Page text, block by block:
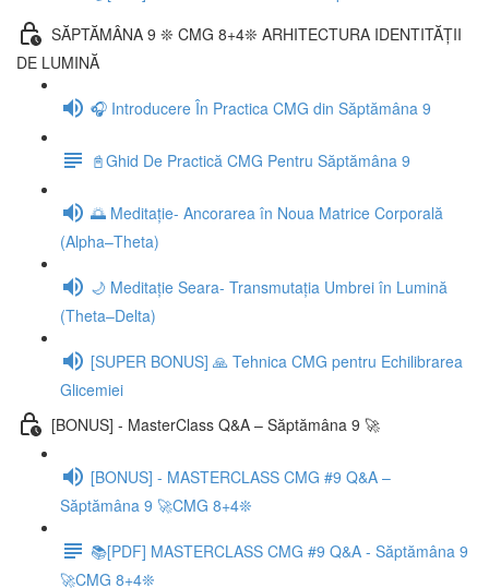
SĂPTĂMÂNA 9 ❊ CMG 8+4❊ ARHITECTURA IDENTITĂȚII
DE LUMINĂ
🎧 Introducere În Practica CMG din Săptămâna 9
📓Ghid De Practică CMG Pentru Săptămâna 9
🌅 Meditație- Ancorarea în Noua Matrice Corporală
(Alpha–Theta)
🌙 Meditație Seara- Transmutația Umbrei în Lumină
(Theta–Delta)
[SUPER BONUS] 🙏 Tehnica CMG pentru Echilibrarea
Glicemiei
[BONUS] - MasterClass Q&A – Săptămâna 9 🚀
[BONUS] - MASTERCLASS CMG #9 Q&A –
Săptămâna 9 🚀CMG 8+4❊
📚[PDF] MASTERCLASS CMG #9 Q&A - Săptămâna 9
🚀CMG 8+4❊